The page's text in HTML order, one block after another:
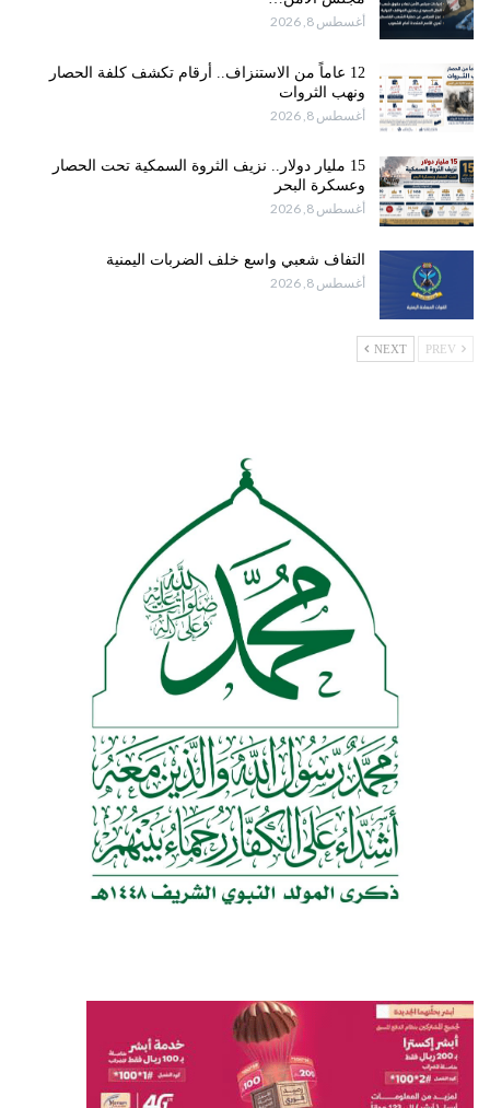
أغسطس 8, 2026
12 عاماً من الاستنزاف.. أرقام تكشف كلفة الحصار
ونهب الثروات
أغسطس 8, 2026
15 مليار دولار.. نزيف الثروة السمكية تحت الحصار
وعسكرة البحر
أغسطس 8, 2026
التفاف شعبي واسع خلف الضربات اليمنية
أغسطس 8, 2026
NEXT